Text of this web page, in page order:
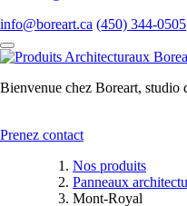
info@boreart.ca (450) 344-0505
Bienvenue chez Boreart, studio
Prenez contact
Nos produits
Panneaux
Mont-Royal